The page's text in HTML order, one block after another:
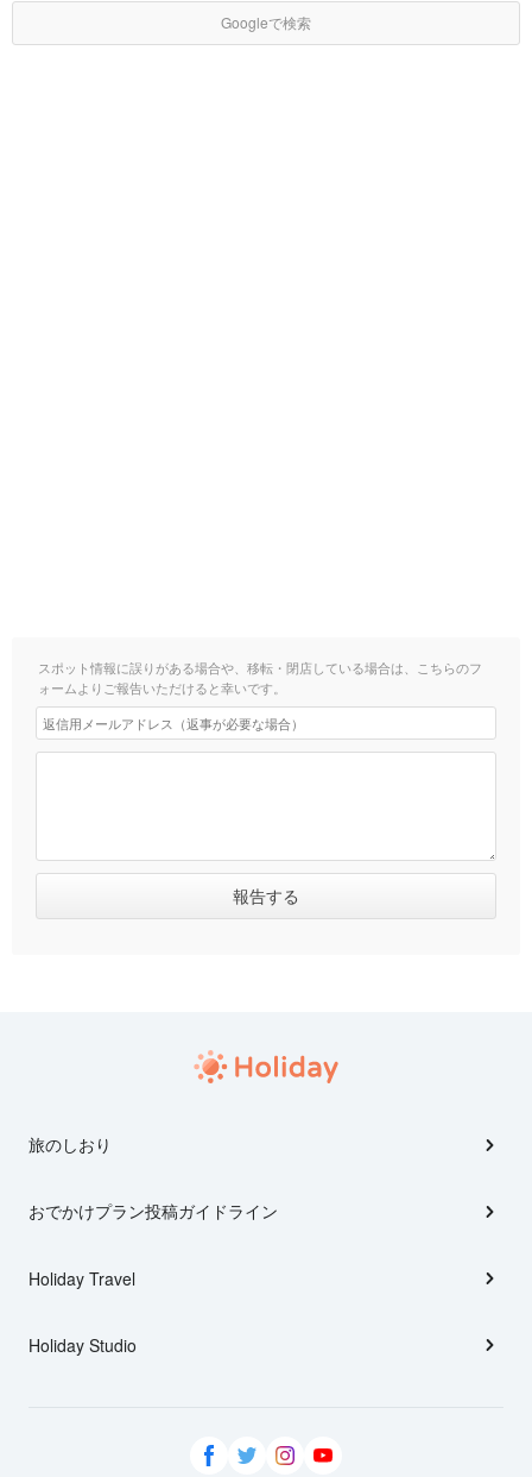
Googleで検索
スポット情報に誤りがある場合や、移転・閉店している場合は、こちらのフ
ォームよりご報告いただけると幸いです。
旅のしおり
おでかけプラン投稿ガイドライン
Holiday Travel
Holiday Studio